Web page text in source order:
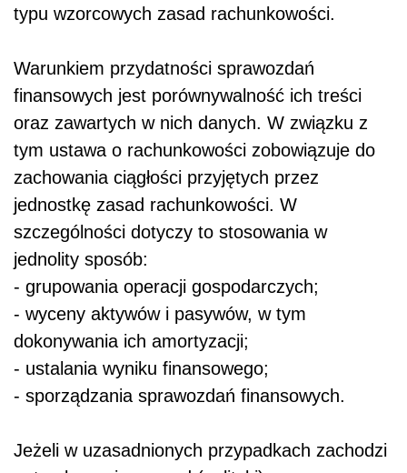
typu wzorcowych zasad rachunkowości.
Warunkiem przydatności sprawozdań
finansowych jest porównywalność ich treści
oraz zawartych w nich danych. W związku z
tym ustawa o rachunkowości zobowiązuje do
zachowania ciągłości przyjętych przez
jednostkę zasad rachunkowości. W
szczególności dotyczy to stosowania w
jednolity sposób:
- grupowania operacji gospodarczych;
- wyceny aktywów i pasywów, w tym
dokonywania ich amortyzacji;
- ustalania wyniku finansowego;
- sporządzania sprawozdań finansowych.
Jeżeli w uzasadnionych przypadkach zachodzi